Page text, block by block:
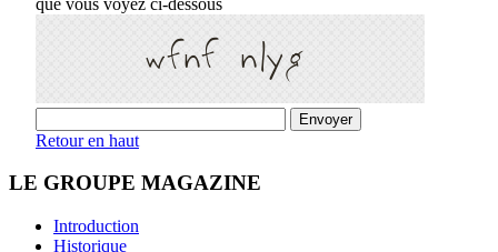
Retour en haut
LE GROUPE MAGAZINE
Introduction
Historique